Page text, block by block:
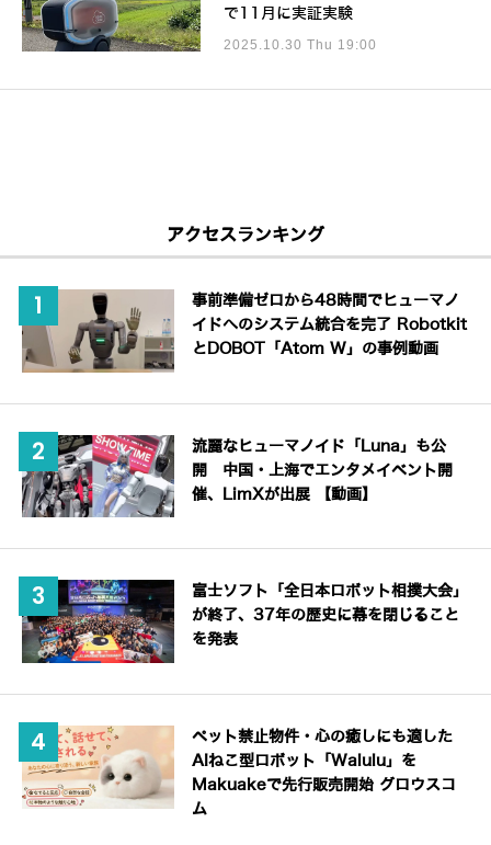
で11月に実証実験
2025.10.30 Thu 19:00
アクセスランキング
事前準備ゼロから48時間でヒューマノ
イドへのシステム統合を完了 Robotkit
とDOBOT「Atom W」の事例動画
流麗なヒューマノイド「Luna」も公
開 中国・上海でエンタメイベント開
催、LimXが出展 【動画】
富士ソフト「全日本ロボット相撲大会」
が終了、37年の歴史に幕を閉じること
を発表
ペット禁止物件・心の癒しにも適した
AIねこ型ロボット「Walulu」を
Makuakeで先行販売開始 グロウスコ
ム